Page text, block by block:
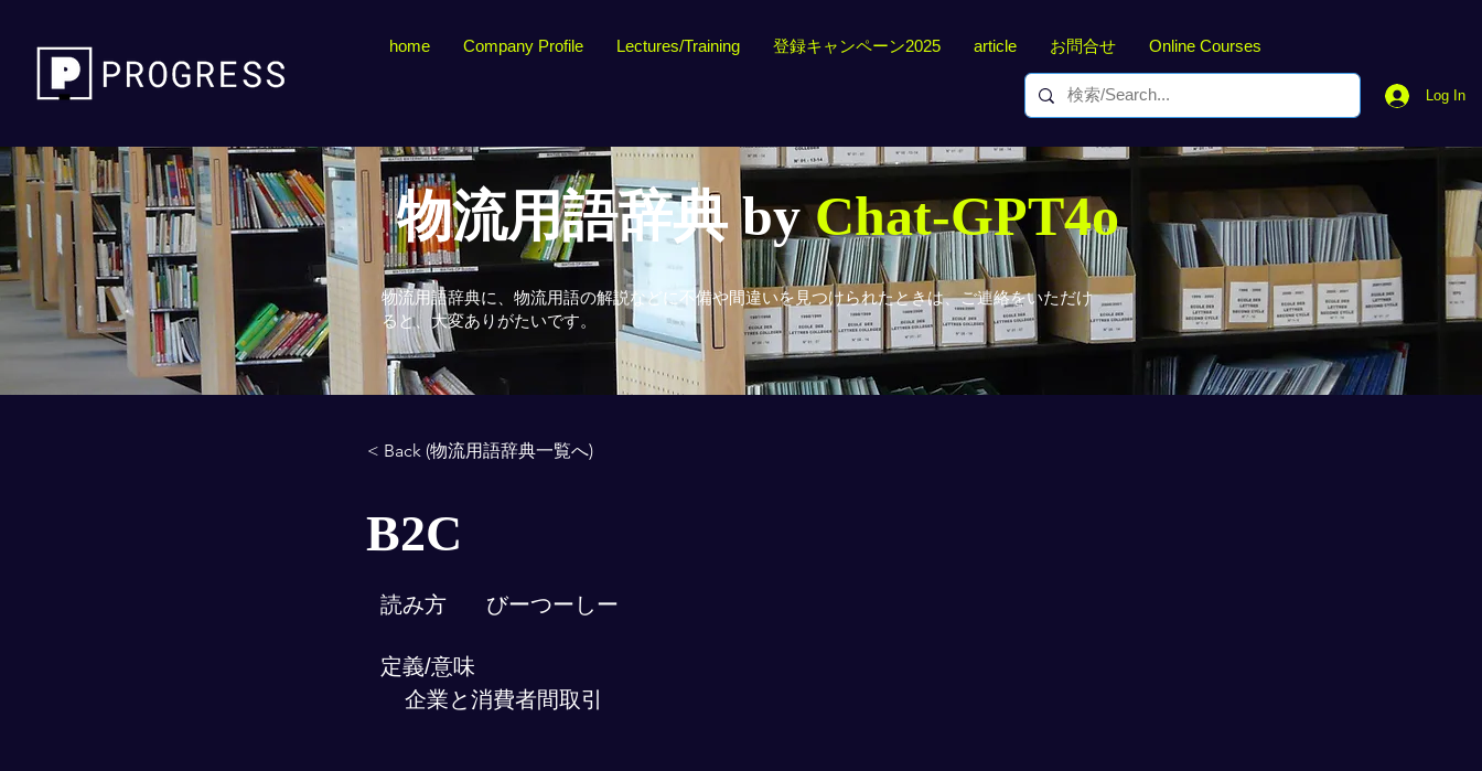
home Company Profile Lectures/Training 登録キャンペーン2025 article お問合せ Online Courses
Log In
物流用語辞典 byChat-GPT4o
物流用語辞典に、物流用語の解説などに不備や間違いを見つけられたときは、ご連絡をいただけ
ると、大変ありがたいです。
< Back (物流用語辞典一覧へ)
B2C
読み方 びーつーしー
定義/意味
企業と消費者間取引